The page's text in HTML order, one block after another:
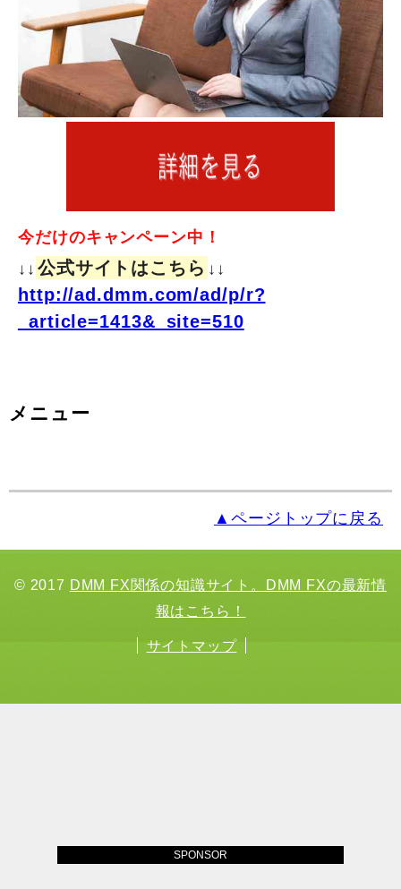
今だけのキャンペーン中！
↓↓ 公式サイトはこちら ↓↓
http://ad.dmm.com/ad/p/r?
_article=1413&_site=510
メニュー
▲ページトップに戻る
© 2017 DMM FX関係の知識サイト。DMM FXの最新情
報はこちら！
サイトマップ
SPONSOR